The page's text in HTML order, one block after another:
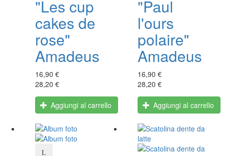
"Les cup
cakes de
rose"
Amadeus
16,90 €
28,20 €
Aggiungi al carrello
"Paul
l'ours
polaire"
Amadeus
16,90 €
28,20 €
Aggiungi al carrello